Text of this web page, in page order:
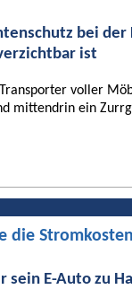
bei
ist
Transporter voller
mittendrin ein
die
sein E-Auto zu